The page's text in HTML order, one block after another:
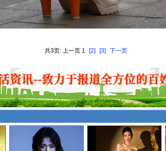
共3页: 上一页 1 [2] [3] 下一页